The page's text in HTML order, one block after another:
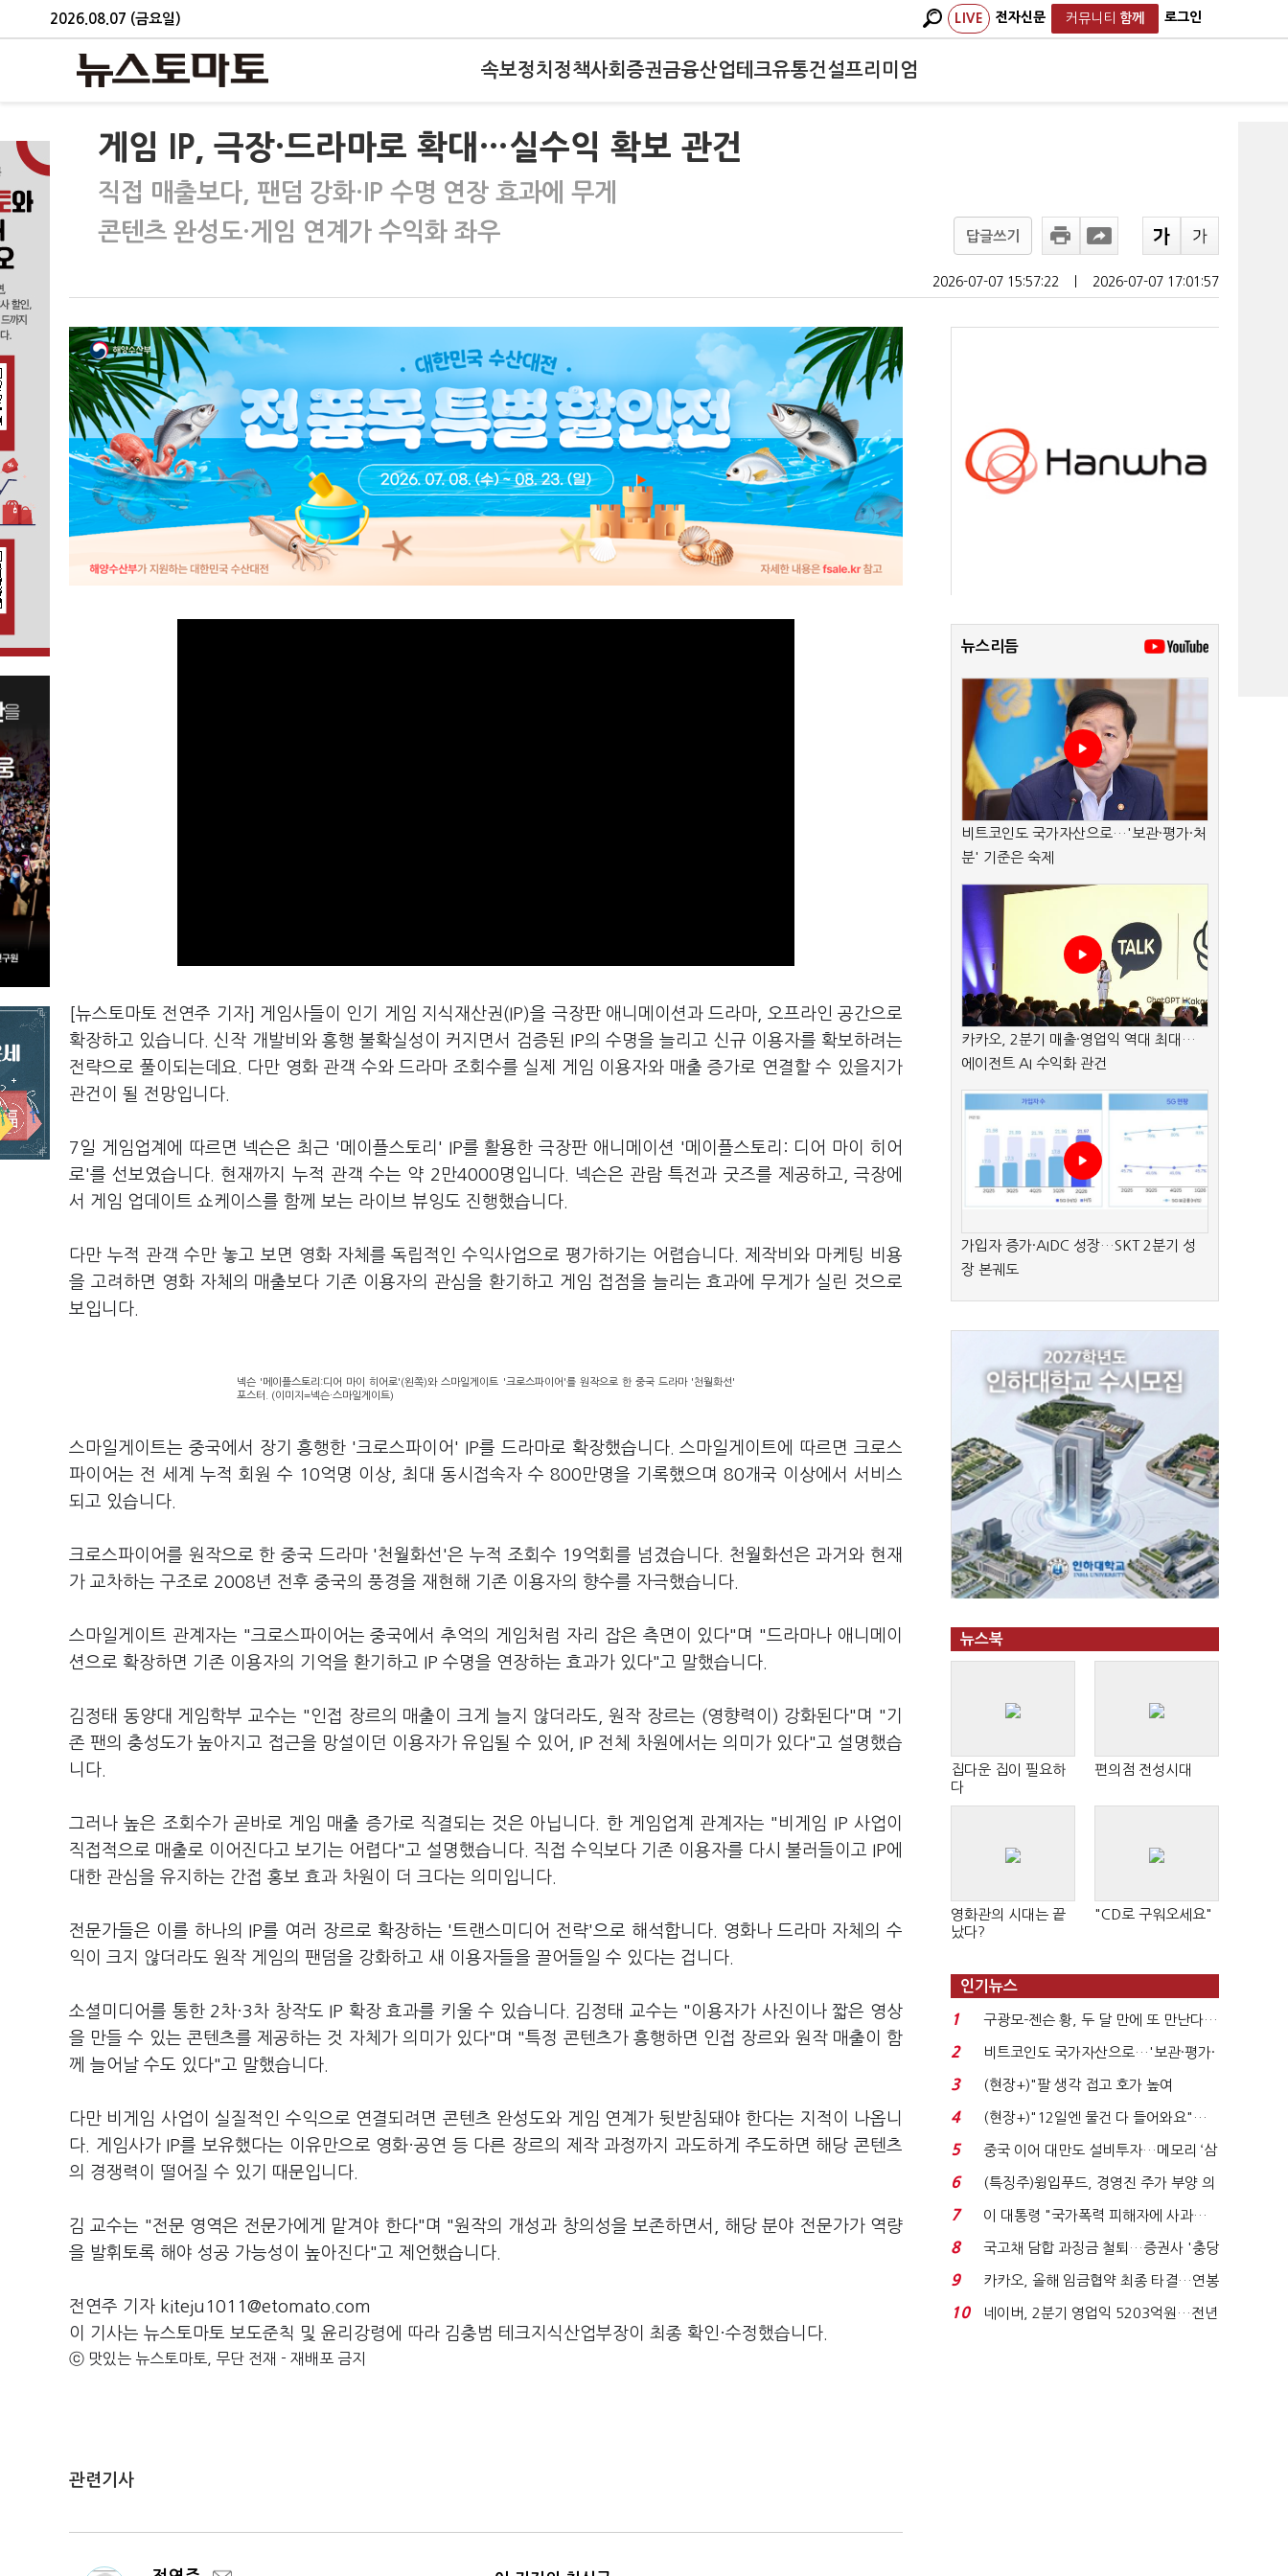
2026.08.07 (금요일) LIVE 전자신문 커뮤니티 함께 로그인
속보정치 정책사회 증권금융산업테크유통건설프리미엄
게임 IP, 극장·드라마로 확대…실수익 확보 관건
직접 매출보다, 팬덤 강화·IP 수명 연장 효과에 무게
콘텐츠 완성도·게임 연계가 수익화 좌우
답글쓰기
2026-07-07 15:57:22 2026-07-07 17:01:57
[뉴스토마토 전연주 기자] 게임사들이 인기 게임 지식재산권(IP)을 극장판 애니메이션과 드라마, 오프라인 공간으로
확장하고 있습니다. 신작 개발비와 흥행 불확실성이 커지면서 검증된 IP의 수명을 늘리고 신규 이용자를 확보하려는
전략으로 풀이되는데요. 다만 영화 관객 수와 드라마 조회수를 실제 게임 이용자와 매출 증가로 연결할 수 있을지가
관건이 될 전망입니다.
7일 게임업계에 따르면 넥슨은 최근 '메이플스토리' IP를 활용한 극장판 애니메이션 '메이플스토리: 디어 마이 히어
로'를 선보였습니다. 현재까지 누적 관객 수는 약 2만4000명입니다. 넥슨은 관람 특전과 굿즈를 제공하고, 극장에
서 게임 업데이트 쇼케이스를 함께 보는 라이브 뷰잉도 진행했습니다.
다만 누적 관객 수만 놓고 보면 영화 자체를 독립적인 수익사업으로 평가하기는 어렵습니다. 제작비와 마케팅 비용
을 고려하면 영화 자체의 매출보다 기존 이용자의 관심을 환기하고 게임 접점을 늘리는 효과에 무게가 실린 것으로
보입니다.
넥슨 '메이플스토리:디어 마이 히어로'(왼쪽)와 스마일게이트 '크로스파이어'를 원작으로 한 중국 드라마 '천월화선'
포스터. (이미지=넥슨·스마일게이트)
스마일게이트는 중국에서 장기 흥행한 '크로스파이어' IP를 드라마로 확장했습니다. 스마일게이트에 따르면 크로스
파이어는 전 세계 누적 회원 수 10억명 이상, 최대 동시접속자 수 800만명을 기록했으며 80개국 이상에서 서비스
되고 있습니다.
크로스파이어를 원작으로 한 중국 드라마 '천월화선'은 누적 조회수 19억회를 넘겼습니다. 천월화선은 과거와 현재
가 교차하는 구조로 2008년 전후 중국의 풍경을 재현해 기존 이용자의 향수를 자극했습니다.
스마일게이트 관계자는 "크로스파이어는 중국에서 추억의 게임처럼 자리 잡은 측면이 있다"며 "드라마나 애니메이
션으로 확장하면 기존 이용자의 기억을 환기하고 IP 수명을 연장하는 효과가 있다"고 말했습니다.
김정태 동양대 게임학부 교수는 "인접 장르의 매출이 크게 늘지 않더라도, 원작 장르는 (영향력이) 강화된다"며 "기
존 팬의 충성도가 높아지고 접근을 망설이던 이용자가 유입될 수 있어, IP 전체 차원에서는 의미가 있다"고 설명했습
니다.
그러나 높은 조회수가 곧바로 게임 매출 증가로 직결되는 것은 아닙니다. 한 게임업계 관계자는 "비게임 IP 사업이
직접적으로 매출로 이어진다고 보기는 어렵다"고 설명했습니다. 직접 수익보다 기존 이용자를 다시 불러들이고 IP에
대한 관심을 유지하는 간접 홍보 효과 차원이 더 크다는 의미입니다.
전문가들은 이를 하나의 IP를 여러 장르로 확장하는 '트랜스미디어 전략'으로 해석합니다. 영화나 드라마 자체의 수
익이 크지 않더라도 원작 게임의 팬덤을 강화하고 새 이용자들을 끌어들일 수 있다는 겁니다.
소셜미디어를 통한 2차·3차 창작도 IP 확장 효과를 키울 수 있습니다. 김정태 교수는 "이용자가 사진이나 짧은 영상
을 만들 수 있는 콘텐츠를 제공하는 것 자체가 의미가 있다"며 "특정 콘텐츠가 흥행하면 인접 장르와 원작 매출이 함
께 늘어날 수도 있다"고 말했습니다.
다만 비게임 사업이 실질적인 수익으로 연결되려면 콘텐츠 완성도와 게임 연계가 뒷받침돼야 한다는 지적이 나옵니
다. 게임사가 IP를 보유했다는 이유만으로 영화·공연 등 다른 장르의 제작 과정까지 과도하게 주도하면 해당 콘텐츠
의 경쟁력이 떨어질 수 있기 때문입니다.
김 교수는 "전문 영역은 전문가에게 맡겨야 한다"며 "원작의 개성과 창의성을 보존하면서, 해당 분야 전문가가 역량
을 발휘토록 해야 성공 가능성이 높아진다"고 제언했습니다.
전연주 기자 kiteju1011@etomato.com
이 기사는 뉴스토마토 보도준칙 및 윤리강령에 따라 김충범 테크지식산업부장이 최종 확인·수정했습니다.
ⓒ 맛있는 뉴스토마토, 무단 전재 - 재배포 금지
관련기사
뉴스리듬
비트코인도 국가자산으로…'보관·평가·처
분' 기준은 숙제
카카오, 2분기 매출·영업익 역대 최대…
에이전트 AI 수익화 관건
가입자 증가·AIDC 성장…SKT 2분기 성
장 본궤도
뉴스북
집다운 집이 필요하
다
편의점 전성시대
영화관의 시대는 끝
났다?
"CD로 구워오세요"
인기뉴스
1
구광모-젠슨 황, 두 달 만에 또 만난다…
로봇·AI 등 논...
2
비트코인도 국가자산으로…'보관·평가·
처분' 기준은 ...
3
(현장+)"팔 생각 접고 호가 높여
요"…'덜 똘똘한 한 채' 20...
4
(현장+)"12일엔 물건 다 들어와요"…
빈 매대 채우며 문 연 ...
5
중국 이어 대만도 설비투자…메모리 ‘삼
국전쟁’
6
(특징주)윙입푸드, 경영진 주가 부양 의
지에 상한가...
7
이 대통령 "국가폭력 피해자에 사과…
적극적 조사로 진...
8
국고채 담합 과징금 철퇴…증권사 '충당
금 폭탄' 우려...
9
카카오, 올해 임금협약 최종 타결…연봉
6.3% 인상·격려...
10
네이버, 2분기 영업익 5203억원…전년